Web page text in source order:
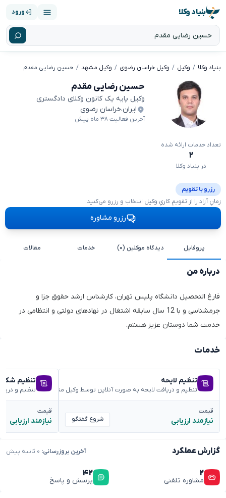
بنیاد وکلا ورود
بنیاد وکلا وکیل وکیل خراسان رضوی وکیل مشهد حسین رضایی مقدم
حسین رضایی مقدم
وکیل پایه یک کانون وکلای دادگستری
ایران،خراسان رضوی
آخرین فعالیت ۳۸ ماه پیش
تعداد خدمات ارائه شده
۲
در بنیاد وکلا
رزرو با تقویم
زمانِ آزاد را از تقویمِ کاریِ وکیل انتخاب و رزرو می‌کنید.
رزرو مشاوره
پروفایل دیدگاه موکلین (۰) خدمات مقالات
درباره من
فارغ التحصیل دانشگاه پلیس تهران، کارشناس ارشد حقوق جزا و
جرمشناسی و با 12 سال سابقه اشتغال در نهادهای دولتی و انتظامی در
خدمت شما دوستان عزیز هستم.
گزارش عملکرد آخرین بروزرسانی:
۲
مشاوره تلفنی
۴۲
پرسش و پاسخ
خدمات
تنظیم لایحه
تنظیم و دریافت لایحه به صورت آنلاین توسط وکیل متخصص
قیمت
نیازمند ارزیابی شروع گفتگو
تنظیم
تنظیم و
قیمت
نیازمند ارزیابی